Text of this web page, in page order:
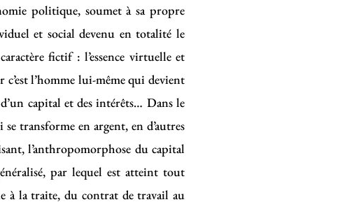
politique, soumet à sa propre
et social devenu en totalité le
fictif : l’essence virtuelle et
l’homme lui-même qui devient
capital et des intérêts… Dans le
se transforme en argent, en d’autres
l’anthropomorphose du capital
par lequel est atteint tout
à la traite, du contrat de travail au